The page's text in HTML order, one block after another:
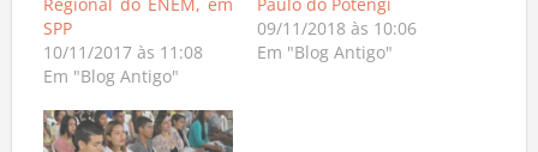
Regional do ENEM, em
SPP
10/11/2017 às 11:08
Em "Blog Antigo"
Paulo do Potengi
09/11/2018 às 10:06
Em "Blog Antigo"